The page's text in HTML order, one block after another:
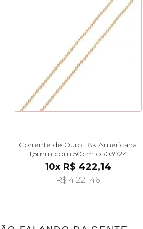
Corrente de Ouro 18k Americana
1,5mm com 50cm co03924
10x R$ 422,14
R$ 4.221,46